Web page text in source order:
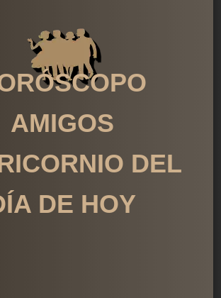
AMIGOS
DEL
DE HOY